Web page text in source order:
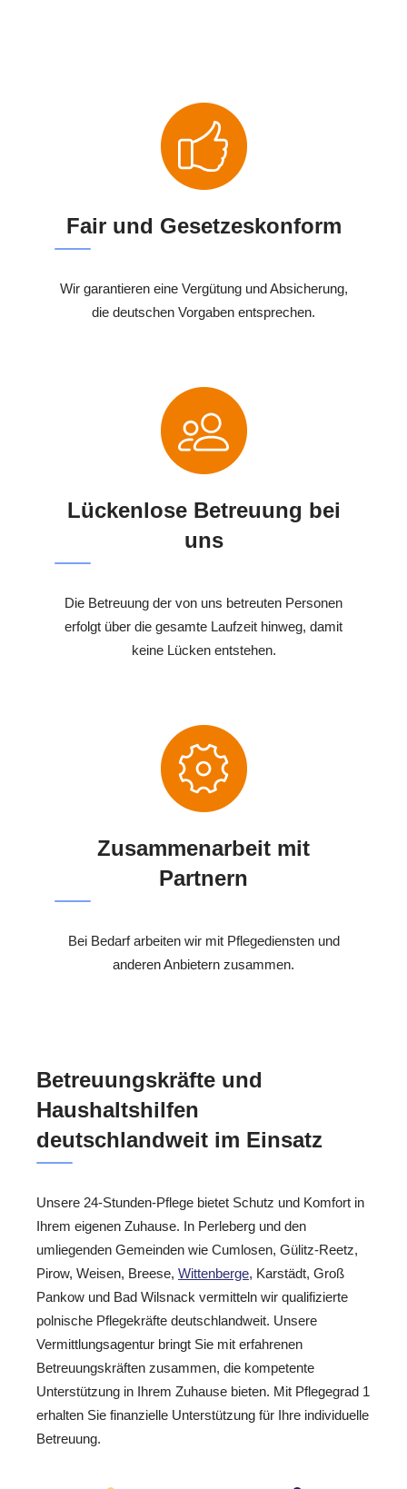
Fair und Gesetzeskonform
Wir garantieren eine Vergütung und Absicherung,
die deutschen Vorgaben entsprechen.
Lückenlose Betreuung bei
uns
Die Betreuung der von uns betreuten Personen
erfolgt über die gesamte Laufzeit hinweg, damit
keine Lücken entstehen.
Zusammenarbeit mit
Partnern
Bei Bedarf arbeiten wir mit Pflegediensten und
anderen Anbietern zusammen.
Betreuungskräfte und
Haushaltshilfen
deutschlandweit im Einsatz
Unsere 24-Stunden-Pflege bietet Schutz und Komfort in
Ihrem eigenen Zuhause. In Perleberg und den
umliegenden Gemeinden wie Cumlosen, Gülitz-Reetz,
Pirow, Weisen, Breese, Wittenberge, Karstädt, Groß
Pankow und Bad Wilsnack vermitteln wir qualifizierte
polnische Pflegekräfte deutschlandweit. Unsere
Vermittlungsagentur bringt Sie mit erfahrenen
Betreuungskräften zusammen, die kompetente
Unterstützung in Ihrem Zuhause bieten. Mit Pflegegrad 1
erhalten Sie finanzielle Unterstützung für Ihre individuelle
Betreuung.